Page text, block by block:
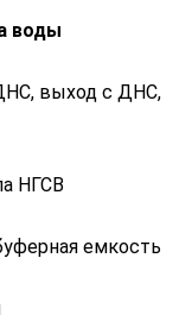
воды
выход с ДНС,
НГСВ
емкость